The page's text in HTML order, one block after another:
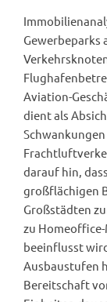
Gewerbeparks
Aviation-
dient als
darauf hin,
großflächigen
Großstädten
zu
beeinflusst
Ausbaustufen
Bereitschaft